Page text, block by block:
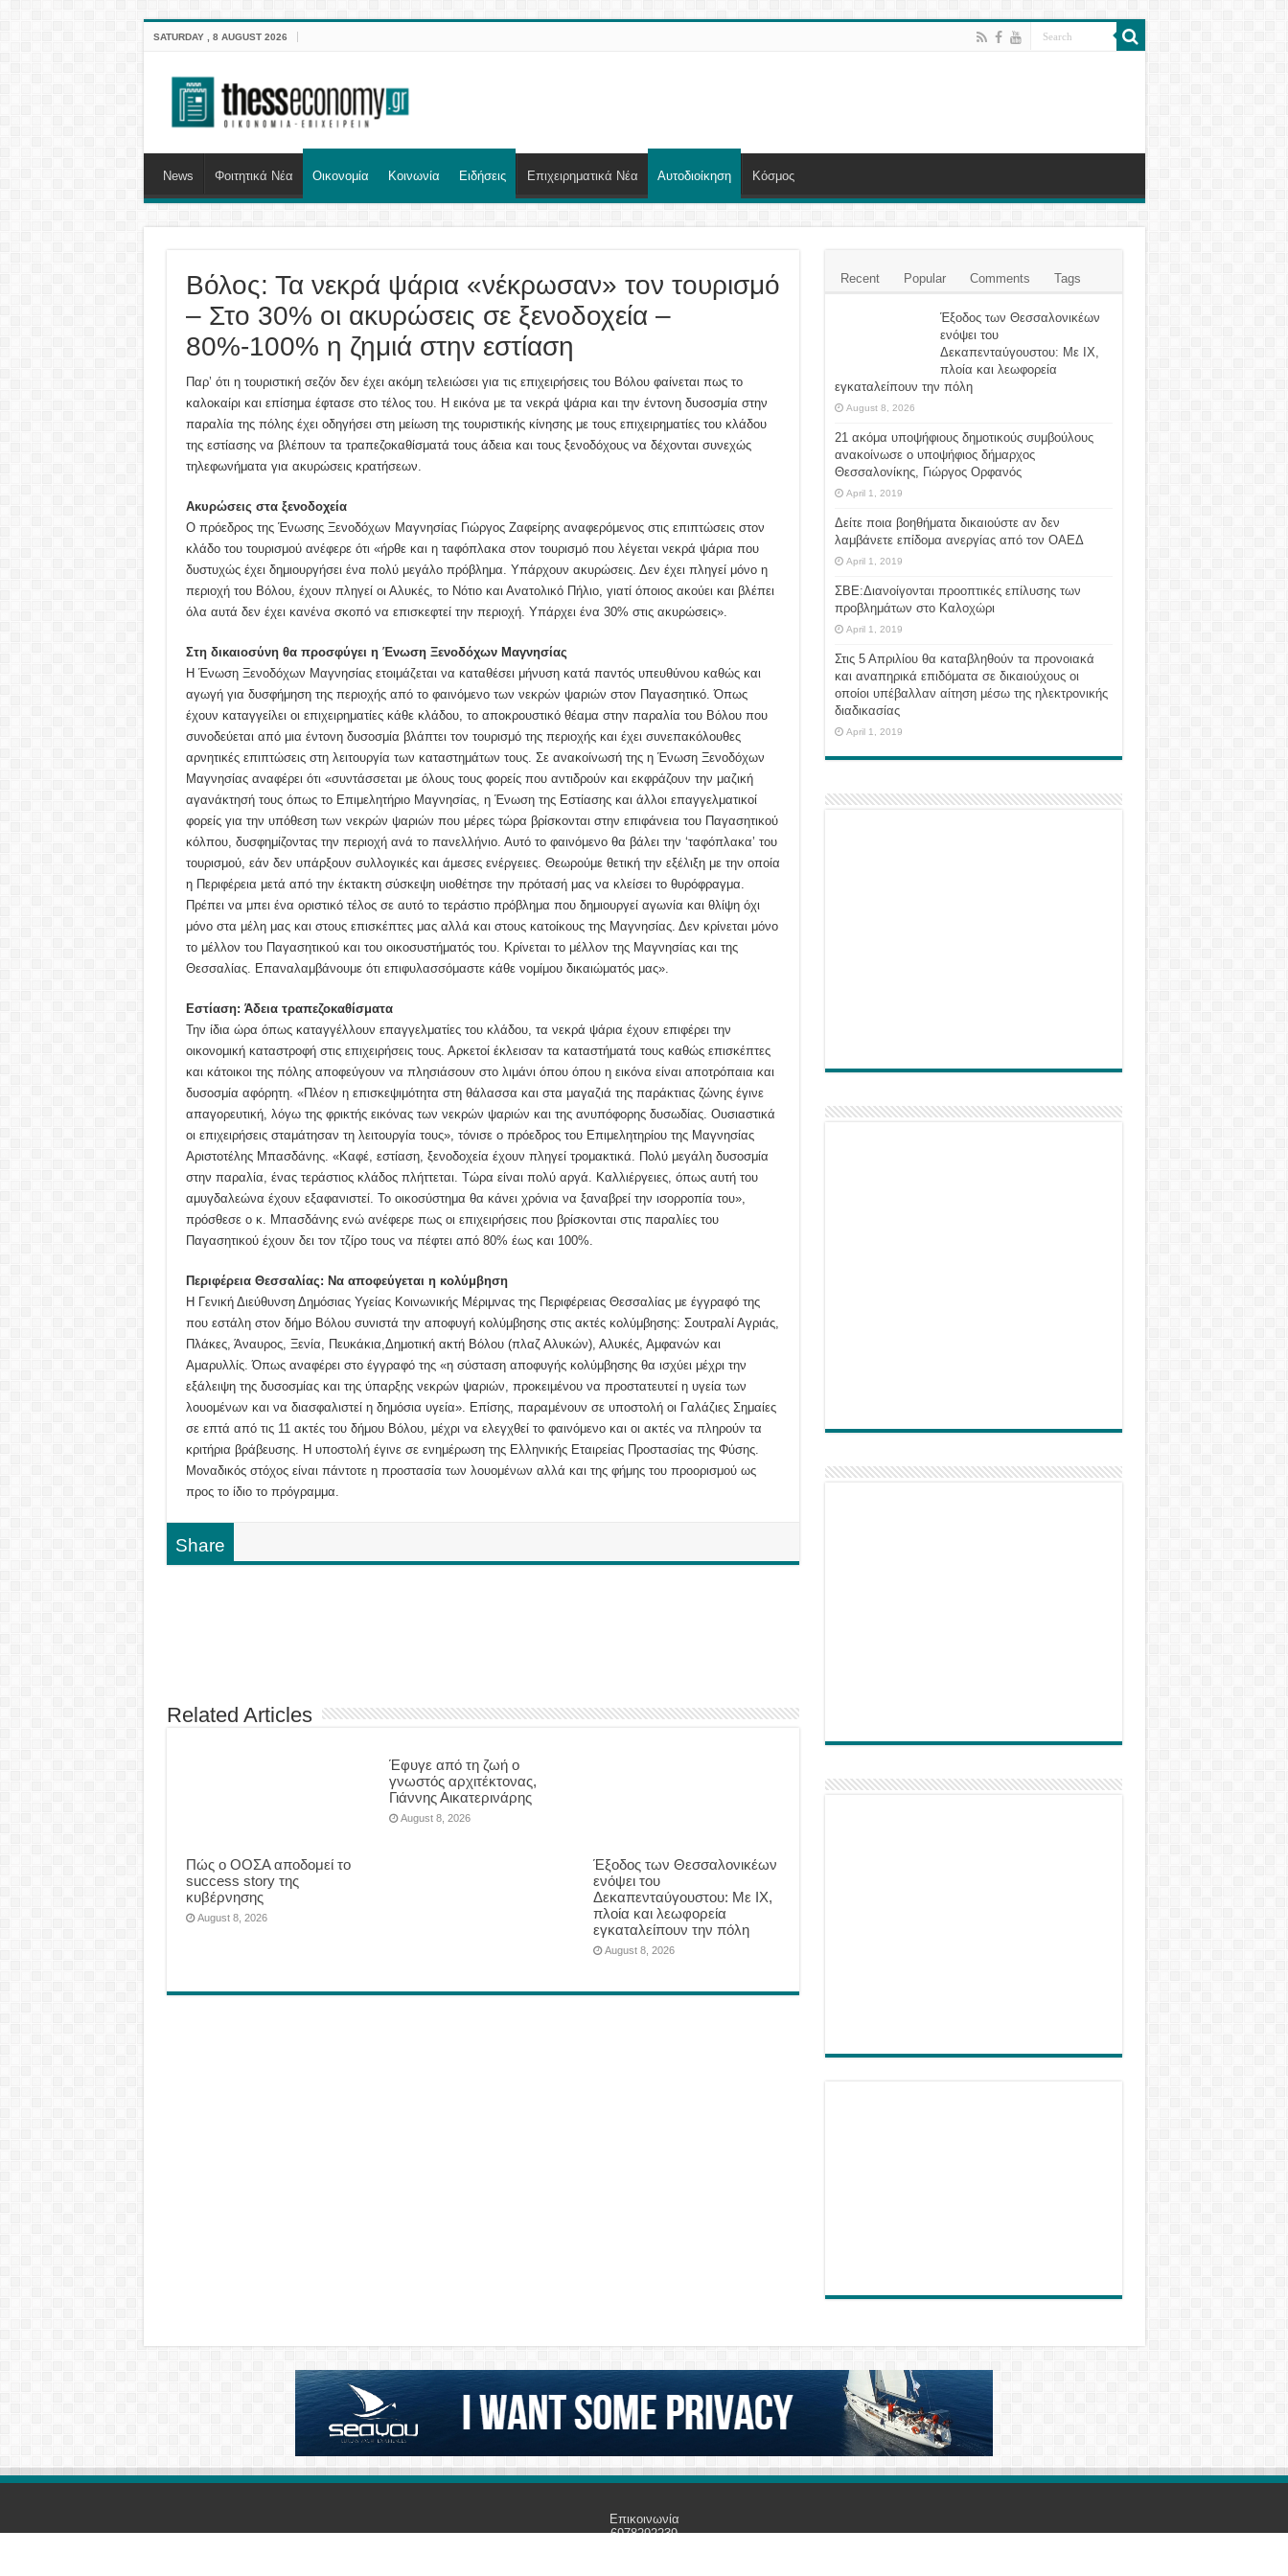
SATURDAY , 8 AUGUST 2026
News Φοιτητικά Νέα Οικονομία Κοινωνία Ειδήσεις Επιχειρηματικά Νέα Αυτοδιοίκηση Κόσμος
Βόλος: Τα νεκρά ψάρια «νέκρωσαν» τον τουρισμό
– Στο 30% οι ακυρώσεις σε ξενοδοχεία –
80%-100% η ζημιά στην εστίαση
Παρ’ ότι η τουριστική σεζόν δεν έχει ακόμη τελειώσει για τις επιχειρήσεις του Βόλου φαίνεται πως το
καλοκαίρι και επίσημα έφτασε στο τέλος του. Η εικόνα με τα νεκρά ψάρια και την έντονη δυσοσμία στην
παραλία της πόλης έχει οδηγήσει στη μείωση της τουριστικής κίνησης με τους επιχειρηματίες του κλάδου
της εστίασης να βλέπουν τα τραπεζοκαθίσματά τους άδεια και τους ξενοδόχους να δέχονται συνεχώς
τηλεφωνήματα για ακυρώσεις κρατήσεων.
Ακυρώσεις στα ξενοδοχεία
Ο πρόεδρος της Ένωσης Ξενοδόχων Μαγνησίας Γιώργος Ζαφείρης αναφερόμενος στις επιπτώσεις στον
κλάδο του τουρισμού ανέφερε ότι «ήρθε και η ταφόπλακα στον τουρισμό που λέγεται νεκρά ψάρια που
δυστυχώς έχει δημιουργήσει ένα πολύ μεγάλο πρόβλημα. Υπάρχουν ακυρώσεις. Δεν έχει πληγεί μόνο η
περιοχή του Βόλου, έχουν πληγεί οι Αλυκές, το Νότιο και Ανατολικό Πήλιο, γιατί όποιος ακούει και βλέπει
όλα αυτά δεν έχει κανένα σκοπό να επισκεφτεί την περιοχή. Υπάρχει ένα 30% στις ακυρώσεις».
Στη δικαιοσύνη θα προσφύγει η Ένωση Ξενοδόχων Μαγνησίας
Η Ένωση Ξενοδόχων Μαγνησίας ετοιμάζεται να καταθέσει μήνυση κατά παντός υπευθύνου καθώς και
αγωγή για δυσφήμηση της περιοχής από το φαινόμενο των νεκρών ψαριών στον Παγασητικό. Όπως
έχουν καταγγείλει οι επιχειρηματίες κάθε κλάδου, το αποκρουστικό θέαμα στην παραλία του Βόλου που
συνοδεύεται από μια έντονη δυσοσμία βλάπτει τον τουρισμό της περιοχής και έχει συνεπακόλουθες
αρνητικές επιπτώσεις στη λειτουργία των καταστημάτων τους. Σε ανακοίνωσή της η Ένωση Ξενοδόχων
Μαγνησίας αναφέρει ότι «συντάσσεται με όλους τους φορείς που αντιδρούν και εκφράζουν την μαζική
αγανάκτησή τους όπως το Επιμελητήριο Μαγνησίας, η Ένωση της Εστίασης και άλλοι επαγγελματικοί
φορείς για την υπόθεση των νεκρών ψαριών που μέρες τώρα βρίσκονται στην επιφάνεια του Παγασητικού
κόλπου, δυσφημίζοντας την περιοχή ανά το πανελλήνιο. Αυτό το φαινόμενο θα βάλει την ‘ταφόπλακα’ του
τουρισμού, εάν δεν υπάρξουν συλλογικές και άμεσες ενέργειες. Θεωρούμε θετική την εξέλιξη με την οποία
η Περιφέρεια μετά από την έκτακτη σύσκεψη υιοθέτησε την πρότασή μας να κλείσει το θυρόφραγμα.
Πρέπει να μπει ένα οριστικό τέλος σε αυτό το τεράστιο πρόβλημα που δημιουργεί αγωνία και θλίψη όχι
μόνο στα μέλη μας και στους επισκέπτες μας αλλά και στους κατοίκους της Μαγνησίας. Δεν κρίνεται μόνο
το μέλλον του Παγασητικού και του οικοσυστήματός του. Κρίνεται το μέλλον της Μαγνησίας και της
Θεσσαλίας. Επαναλαμβάνουμε ότι επιφυλασσόμαστε κάθε νομίμου δικαιώματός μας».
Εστίαση: Άδεια τραπεζοκαθίσματα
Την ίδια ώρα όπως καταγγέλλουν επαγγελματίες του κλάδου, τα νεκρά ψάρια έχουν επιφέρει την
οικονομική καταστροφή στις επιχειρήσεις τους. Αρκετοί έκλεισαν τα καταστήματά τους καθώς επισκέπτες
και κάτοικοι της πόλης αποφεύγουν να πλησιάσουν στο λιμάνι όπου όπου η εικόνα είναι αποτρόπαια και
δυσοσμία αφόρητη. «Πλέον η επισκεψιμότητα στη θάλασσα και στα μαγαζιά της παράκτιας ζώνης έγινε
απαγορευτική, λόγω της φρικτής εικόνας των νεκρών ψαριών και της ανυπόφορης δυσωδίας. Ουσιαστικά
οι επιχειρήσεις σταμάτησαν τη λειτουργία τους», τόνισε ο πρόεδρος του Επιμελητηρίου της Μαγνησίας
Αριστοτέλης Μπασδάνης. «Καφέ, εστίαση, ξενοδοχεία έχουν πληγεί τρομακτικά. Πολύ μεγάλη δυσοσμία
στην παραλία, ένας τεράστιος κλάδος πλήττεται. Τώρα είναι πολύ αργά. Καλλιέργειες, όπως αυτή του
αμυγδαλεώνα έχουν εξαφανιστεί. Το οικοσύστημα θα κάνει χρόνια να ξαναβρεί την ισορροπία του»,
πρόσθεσε ο κ. Μπασδάνης ενώ ανέφερε πως οι επιχειρήσεις που βρίσκονται στις παραλίες του
Παγασητικού έχουν δει τον τζίρο τους να πέφτει από 80% έως και 100%.
Περιφέρεια Θεσσαλίας: Να αποφεύγεται η κολύμβηση
Η Γενική Διεύθυνση Δημόσιας Υγείας Κοινωνικής Μέριμνας της Περιφέρειας Θεσσαλίας με έγγραφό της
που εστάλη στον δήμο Βόλου συνιστά την αποφυγή κολύμβησης στις ακτές κολύμβησης: Σουτραλί Αγριάς,
Πλάκες, Άναυρος, Ξενία, Πευκάκια,Δημοτική ακτή Βόλου (πλαζ Αλυκών), Αλυκές, Αμφανών και
Αμαρυλλίς. Όπως αναφέρει στο έγγραφό της «η σύσταση αποφυγής κολύμβησης θα ισχύει μέχρι την
εξάλειψη της δυσοσμίας και της ύπαρξης νεκρών ψαριών, προκειμένου να προστατευτεί η υγεία των
λουομένων και να διασφαλιστεί η δημόσια υγεία». Επίσης, παραμένουν σε υποστολή οι Γαλάζιες Σημαίες
σε επτά από τις 11 ακτές του δήμου Βόλου, μέχρι να ελεγχθεί το φαινόμενο και οι ακτές να πληρούν τα
κριτήρια βράβευσης. Η υποστολή έγινε σε ενημέρωση της Ελληνικής Εταιρείας Προστασίας της Φύσης.
Μοναδικός στόχος είναι πάντοτε η προστασία των λουομένων αλλά και της φήμης του προορισμού ως
προς το ίδιο το πρόγραμμα.
Share
Related Articles
Πώς ο ΟΟΣΑ αποδομεί το
success story της
κυβέρνησης
August 8, 2026
Έφυγε από τη ζωή ο
γνωστός αρχιτέκτονας,
Γιάννης Αικατερινάρης
August 8, 2026
Έξοδος των Θεσσαλονικέων
ενόψει του
Δεκαπενταύγουστου: Με ΙΧ,
πλοία και λεωφορεία
εγκαταλείπουν την πόλη
August 8, 2026
Recent Popular Comments Tags
Έξοδος των Θεσσαλονικέων
ενόψει του
Δεκαπενταύγουστου: Με ΙΧ,
πλοία και λεωφορεία
εγκαταλείπουν την πόλη
August 8, 2026
21 ακόμα υποψήφιους δημοτικούς συμβούλους
ανακοίνωσε ο υποψήφιος δήμαρχος
Θεσσαλονίκης, Γιώργος Ορφανός
April 1, 2019
Δείτε ποια βοηθήματα δικαιούστε αν δεν
λαμβάνετε επίδομα ανεργίας από τον ΟΑΕΔ
April 1, 2019
ΣΒΕ:Διανοίγονται προοπτικές επίλυσης των
προβλημάτων στο Καλοχώρι
April 1, 2019
Στις 5 Απριλίου θα καταβληθούν τα προνοιακά
και αναπηρικά επιδόματα σε δικαιούχους οι
οποίοι υπέβαλλαν αίτηση μέσω της ηλεκτρονικής
διαδικασίας
April 1, 2019
Επικοινωνία
6978292239